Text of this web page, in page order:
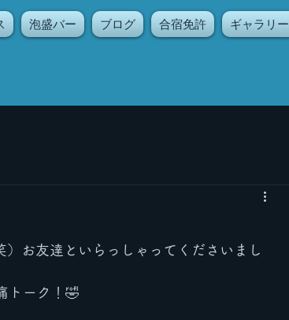
泡盛バー ブログ 合宿免許 ギャラリー
お友達といらっしゃってくださいまし
トーク！🤣